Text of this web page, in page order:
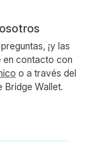
¡y las
en contacto con
o a través del
Wallet.